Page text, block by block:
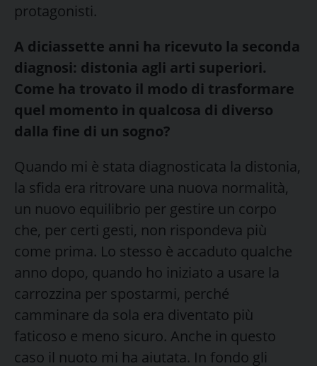
protagonisti.
A diciassette anni ha ricevuto la seconda
diagnosi: distonia agli arti superiori.
Come ha trovato il modo di trasformare
quel momento in qualcosa di diverso
dalla fine di un sogno?
Quando mi è stata diagnosticata la distonia,
la sfida era ritrovare una nuova normalità,
un nuovo equilibrio per gestire un corpo
che, per certi gesti, non rispondeva più
come prima. Lo stesso è accaduto qualche
anno dopo, quando ho iniziato a usare la
carrozzina per spostarmi, perché
camminare da sola era diventato più
faticoso e meno sicuro. Anche in questo
caso il nuoto mi ha aiutata. In fondo gli